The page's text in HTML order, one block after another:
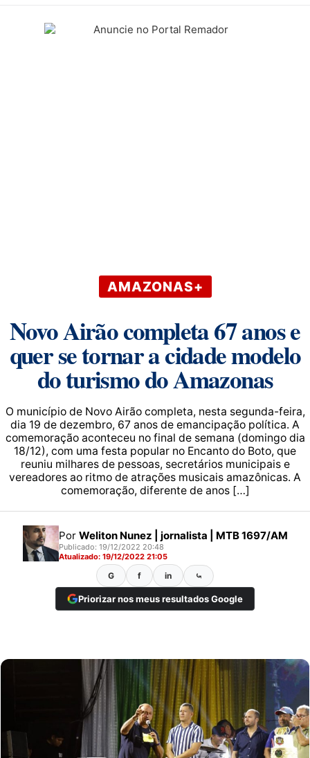
AMAZONAS+
Novo Airão completa 67 anos e
quer se tornar a cidade modelo
do turismo do Amazonas
O município de Novo Airão completa, nesta segunda-feira,
dia 19 de dezembro, 67 anos de emancipação política. A
comemoração aconteceu no final de semana (domingo dia
18/12), com uma festa popular no Encanto do Boto, que
reuniu milhares de pessoas, secretários municipais e
vereadores ao ritmo de atrações musicais amazônicas. A
comemoração, diferente de anos […]
Por Weliton Nunez | jornalista | MTB 1697/AM
Publicado: 19/12/2022 20:48
Atualizado: 19/12/2022 21:05
G f in ⤿
Priorizar nos meus resultados Google